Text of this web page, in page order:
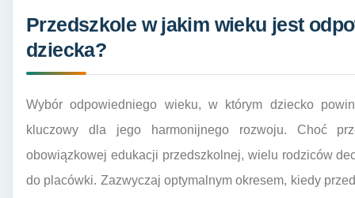
Przedszkole w jakim wieku jest
dziecka?
Wybór odpowiedniego wieku, w którym dziecko
kluczowy dla jego harmonijnego rozwoju. Choć
obowiązkowej edukacji przedszkolnej, wielu rodziców
do placówki. Zazwyczaj optymalnym okresem, kiedy